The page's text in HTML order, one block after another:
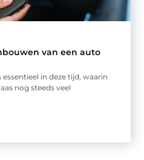
van een auto
in deze tijd, waarin
nog steeds veel